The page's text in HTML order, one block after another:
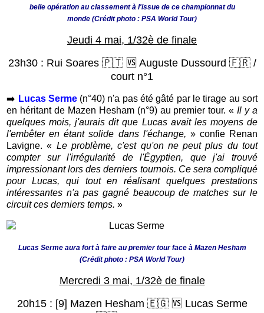
belle opération au classement à l'issue de ce championnat du
monde (Crédit photo : PSA World Tour)
Jeudi 4 mai, 1/32è de finale
23h30 : Rui Soares 🇵🇹 🆚 Auguste Dussourd 🇫🇷 /
court n°1
➡️ Lucas Serme (n°40) n'a pas été gâté par le tirage au sort
en héritant de Mazen Hesham (n°9) au premier tour. «Il y a
quelques mois, j'aurais dit que Lucas avait les moyens de
l'embêter en étant solide dans l'échange, » confie Renan
Lavigne. « Le problème, c'est qu'on ne peut plus du tout
compter sur l'irrégularité de l'Égyptien, que j'ai trouvé
impressionant lors des derniers tournois. Ce sera compliqué
pour Lucas, qui tout en réalisant quelques prestations
intéressantes n'a pas gagné beaucoup de matches sur le
circuit ces derniers temps. »
Lucas Serme aura fort à faire au premier tour face à Mazen Hesham
(Crédit photo : PSA World Tour)
Mercredi 3 mai, 1/32è de finale
20h15 : [9] Mazen Hesham 🇪🇬🆚 Lucas Serme